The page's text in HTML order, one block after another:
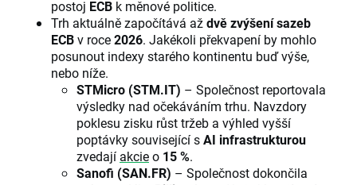
postoj ECB k měnové politice.
Trh aktuálně započítává aždvě zvýšení sazeb
ECBv roce2026. Jakékoli překvapení by mohlo
posunout indexy starého kontinentu buď výše,
nebo níže.
STMicro (STM.IT) – Společnost reportovala
výsledky nad očekáváním trhu. Navzdory
poklesu zisku růst tržeb a výhled vyšší
poptávky související sAI infrastrukturou
zvedají akcieo 15 %.
Sanofi (SAN.FR) – Společnost dokončila